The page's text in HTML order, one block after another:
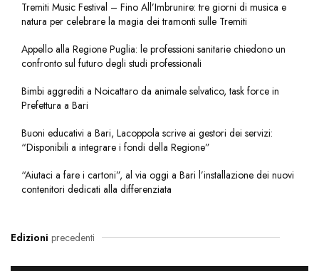
Tremiti Music Festival – Fino All’Imbrunire: tre giorni di musica e
natura per celebrare la magia dei tramonti sulle Tremiti
Appello alla Regione Puglia: le professioni sanitarie chiedono un
confronto sul futuro degli studi professionali
Bimbi aggrediti a Noicattaro da animale selvatico, task force in
Prefettura a Bari
Buoni educativi a Bari, Lacoppola scrive ai gestori dei servizi:
“Disponibili a integrare i fondi della Regione”
“Aiutaci a fare i cartoni”, al via oggi a Bari l’installazione dei nuovi
contenitori dedicati alla differenziata
Edizioni precedenti